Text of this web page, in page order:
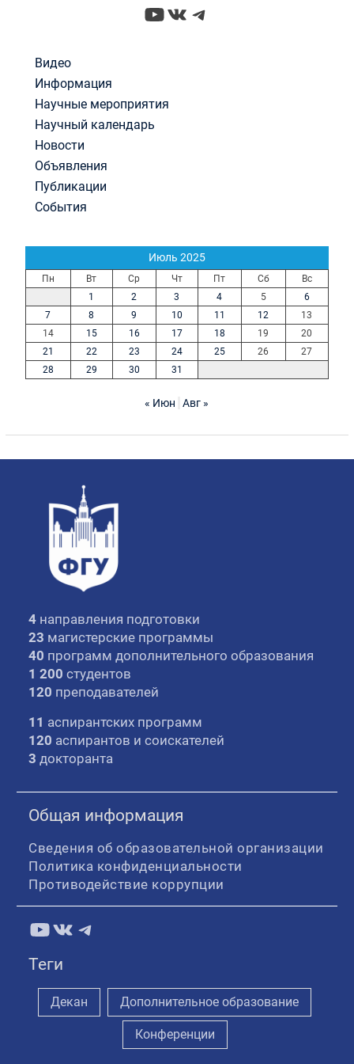
YouTube
ВКонтакте
Telegram
Видео
Информация
Научные мероприятия
Научный календарь
Новости
Объявления
Публикации
События
Июль 2025
Пн Вт Ср Чт Пт Сб
Вс
1
2 3 4 5
6
7
8 9 10 11 12
13
14
15 16 17 18 19
20
21
22 23 24 25 26
27
28
29 30 31
« Июн Авг »
4 направления подготовки
23 магистерские программы
40 программ дополнительного образования
1 200 студентов
120 преподавателей
11 аспирантских программ
120 аспирантов и соискателей
3 докторанта
Общая информация
Сведения об образовательной организации
Политика конфиденциальности
Противодействие коррупции
YouTube
ВКонтакте
Telegram
Теги
Декан Дополнительное образование
Конференции